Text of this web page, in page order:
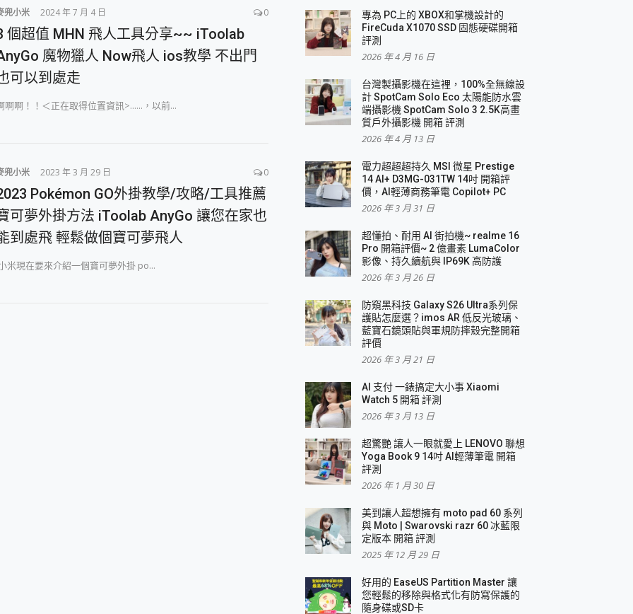
MagReact M5 10000mAh 5合1 磁吸無線急速行動電源 開箱 評測
｜行動儲能救車電源】 可靠的旅行夥伴！帶給您優異的安全性與強大供電效能
途「MSI微星 Modern MD272UPSW 27型」 4K IPS 輕薄商用智慧聯網螢幕 開箱 評測
7 Aura Edition 觸控AI筆電 開箱 評測
感變色實測，realme 14 5G 遊戲戰鬥值爆表，效能x娛樂全都要！
耳機 三個設備充電一起搞定 ONPRO MagReact™ M3 3 in 1可攜摺疊無線充電器 開箱 評測
」開放式耳掛耳機，無感配戴! 超穩超服貼，音質、通話也很優質
vivo X200 Pro、vivo X200 就是這麼好拍
費線上去聲器一鍵去除人聲 人聲 音樂分離 2024 消除人聲推薦
~~ iToolab AnyGo 魔物獵人 Now飛人 ios教學 不出門也可以到處走
人 AnyTo 不出門也可以飛遍全世界
一次充5個設備 充好充滿 CUKTECH 酷態科 300W 微型充電站 開箱 評測
是這麼簡單 EaseUS Data Recovery Wizard Free 18.0.0 業界最好的資料救援軟體
理程式 EaseUS Partition Master 就是這麼簡單
有深度的 Leica 影像旗艦手機! 加碼小旗艦 Xiaomi 14 開箱 評測
評測! 首搭蔡司光學鏡頭、攝影棚級柔光環、拍攝功能最好玩的美拍神機 vivo V30 Pro
與超好用的隱磁支架 O-ONE MAG 最會吸的行動電源 開箱 評測
距鏡實測：Find X9 Ultra 光學長焦隨手拍，紀錄生活就是這麼簡單
兜小米 2024 年 7 月 4 日 0
個超值 MHN 飛人工具分享~~ iToolab
魔物獵人 Now飛人 ios教學 不出門
可以到處走
啊啊！！＜正在取得位置資訊>......，以前...
兜小米 2023 年 3 月 29 日 0
Pokémon GO外掛教學/攻略/工具推薦
可夢外掛方法 iToolab AnyGo 讓您在家也
到處飛 輕鬆做個寶可夢飛人
米現在要來介紹一個寶可夢外掛 po...
專為 PC上的 XBOX和掌機設計的
FireCuda X1070 SSD 固態硬碟開箱
評測
2026 年 4 月 16 日
台灣製攝影機在這裡，100%全無線設
計 SpotCam Solo Eco 太陽能防水雲
端攝影機 SpotCam Solo 3 2.5K高畫
質戶外攝影機 開箱 評測
2026 年 4 月 13 日
電力超超超持久 MSI 微星 Prestige
14 AI+ D3MG-031TW 14吋 開箱評
價，AI輕薄商務筆電 Copilot+ PC
2026 年 3 月 31 日
超懂拍、耐用 AI 街拍機~ realme 16
Pro 開箱評價~ 2 億畫素 LumaColor
影像、持久續航與 IP69K 高防護
2026 年 3 月 26 日
防窺黑科技 Galaxy S26 Ultra系列保
護貼怎麼選？imos AR 低反光玻璃、
藍寶石鏡頭貼與軍規防摔殼完整開箱
評價
2026 年 3 月 21 日
AI 支付 一錶搞定大小事 Xiaomi
Watch 5 開箱 評測
2026 年 3 月 13 日
超驚艷 讓人一眼就愛上 LENOVO 聯想
Yoga Book 9 14吋 AI輕薄筆電 開箱
評測
2026 年 1 月 30 日
美到讓人超想擁有 moto pad 60 系列
與 Moto | Swarovski razr 60 冰藍限
定版本 開箱 評測
2025 年 12 月 29 日
好用的 EaseUS Partition Master 讓
您輕鬆的移除與格式化有防寫保護的
隨身碟或SD卡